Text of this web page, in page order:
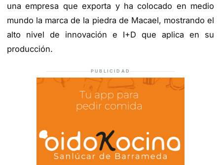
una empresa que exporta y ha colocado en medio
mundo la marca de la piedra de Macael, mostrando el
alto nivel de innovación e I+D que aplica en su
producción.
PUBLICIDAD